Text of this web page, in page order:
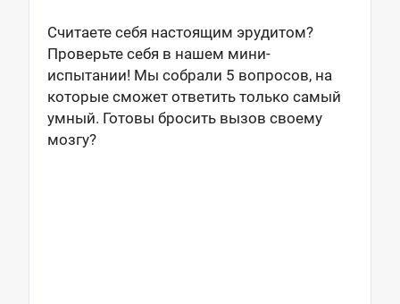
Считаете себя настоящим эрудитом?
Проверьте себя в нашем мини-
испытании! Мы собрали 5 вопросов, на
которые сможет ответить только самый
умный. Готовы бросить вызов своему
мозгу?